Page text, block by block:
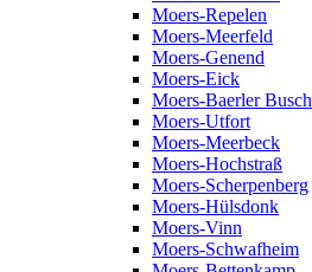
Moers-Repelen
Moers-Meerfeld
Moers-Genend
Moers-Eick
Moers-Baerler Busch
Moers-Utfort
Moers-Meerbeck
Moers-Hochstraß
Moers-Scherpenberg
Moers-Hülsdonk
Moers-Vinn
Moers-Schwafheim